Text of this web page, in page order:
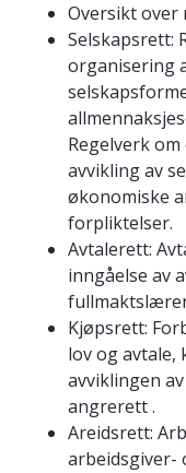
Oversikt over
Selskapsrett:
organisering
Regelverk
avvikling av
økonomiske
forpliktelser.
Avtalerett:
inngåelse av
Kjøpsrett:
lov og avtale,
avviklingen
angrerett .
Areidsrett:
arbeidsgiver-